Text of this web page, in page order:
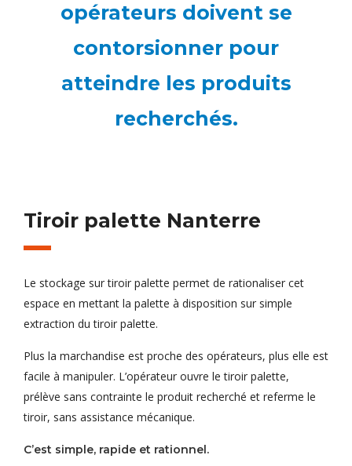
opérateurs doivent se
contorsionner pour
atteindre les produits
recherchés.
Tiroir palette Nanterre
Le stockage sur tiroir palette permet de rationaliser cet
espace en mettant la palette à disposition sur simple
extraction du tiroir palette.
Plus la marchandise est proche des opérateurs, plus elle est
facile à manipuler. L’opérateur ouvre le tiroir palette,
prélève sans contrainte le produit recherché et referme le
tiroir, sans assistance mécanique.
C’est simple, rapide et rationnel.